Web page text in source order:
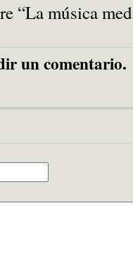
“La música
un comentario.